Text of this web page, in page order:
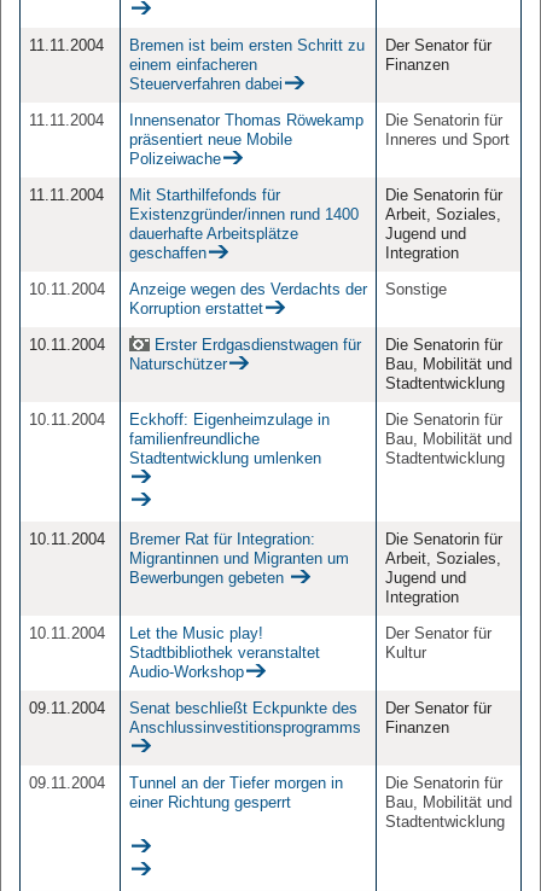
11.11.2004
Bremen ist beim ersten Schritt zu
einem einfacheren
Steuerverfahren dabei
Der Senator für
Finanzen
11.11.2004
Innensenator Thomas Röwekamp
präsentiert neue Mobile
Polizeiwache
Die Senatorin für
Inneres und Sport
11.11.2004
Mit Starthilfefonds für
Existenzgründer/innen rund 1400
dauerhafte Arbeitsplätze
geschaffen
Die Senatorin für
Arbeit, Soziales,
Jugend und
Integration
10.11.2004
Anzeige wegen des Verdachts der
Korruption erstattet
Sonstige
10.11.2004
Erster Erdgasdienstwagen für
Naturschützer
Die Senatorin für
Bau, Mobilität und
Stadtentwicklung
10.11.2004
Eckhoff: Eigenheimzulage in
familienfreundliche
Stadtentwicklung umlenken
Die Senatorin für
Bau, Mobilität und
Stadtentwicklung
10.11.2004
Bremer Rat für Integration:
Migrantinnen und Migranten um
Bewerbungen gebeten
Die Senatorin für
Arbeit, Soziales,
Jugend und
Integration
10.11.2004
Let the Music play!
Stadtbibliothek veranstaltet
Audio-Workshop
Der Senator für
Kultur
09.11.2004
Senat beschließt Eckpunkte des
Anschlussinvestitionsprogramms
Der Senator für
Finanzen
09.11.2004
Tunnel an der Tiefer morgen in
einer Richtung gesperrt
Die Senatorin für
Bau, Mobilität und
Stadtentwicklung